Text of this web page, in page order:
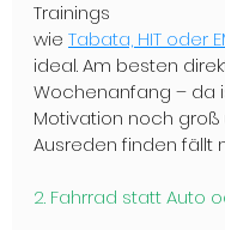
Trainings
wie Tabata, HIT oder
ideal. Am besten
Wochenanfang – da
Motivation noch groß
Ausreden finden fällt
2. Fahrrad statt Auto